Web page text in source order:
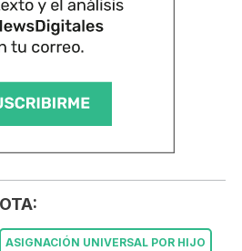
ASIGNACIÓN UNIVERSAL POR HIJO